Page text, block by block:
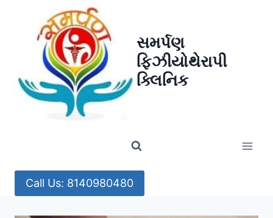
સમર્પણ
ફિઝીયોથેરાપી
ક્લિનિક
Call Us: 8140980480